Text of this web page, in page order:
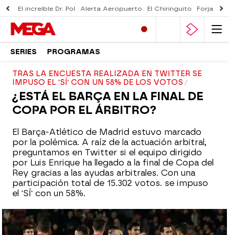
El increíble Dr. Pol Alerta Aeropuerto El Chiringuito Forjado
SERIES PROGRAMAS
TRAS LA ENCUESTA REALIZADA EN TWITTER SE
IMPUSO EL 'SÍ' CON UN 58% DE LOS VOTOS
¿ESTÁ EL BARÇA EN LA FINAL DE
COPA POR EL ÁRBITRO?
El Barça-Atlético de Madrid estuvo marcado
por la polémica. A raíz de la actuación arbitral,
preguntamos en Twitter si el equipo dirigido
por Luis Enrique ha llegado a la final de Copa del
Rey gracias a las ayudas arbitrales. Con una
participación total de 15.302 votos. se impuso
el 'SÍ' con un 58%.